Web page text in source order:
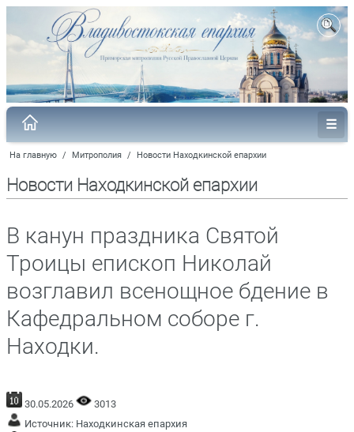
На главную / Митрополия / Новости Находкинской епархии
Новости Находкинской епархии
В канун праздника Святой
Троицы епископ Николай
возглавил всенощное бдение в
Кафедральном соборе г.
Находки.
30.05.2026
3013
Источник: Находкинская епархия